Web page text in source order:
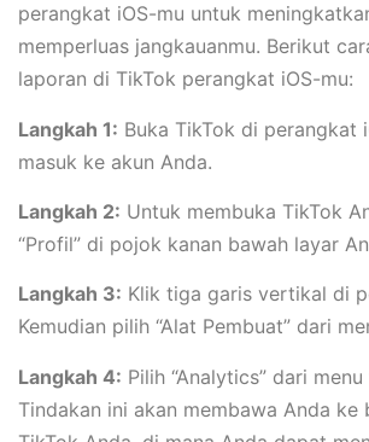
perangkat iOS-mu untuk
memperluas jangkauanmu. Berikut
laporan di TikTok perangkat iOS-mu:
Langkah 1: Buka TikTok di perangkat
masuk ke akun Anda.
Langkah 2: Untuk membuka TikTok
“Profil” di pojok kanan bawah layar
Langkah 3: Klik tiga garis vertikal di
Kemudian pilih “Alat Pembuat” dari
Langkah 4: Pilih “Analytics” dari
Tindakan ini akan membawa Anda ke